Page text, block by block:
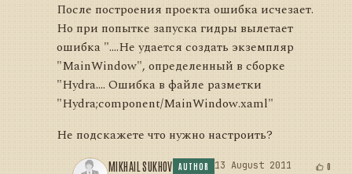
После построения проекта ошибка исчезает.
Но при попытке запуска гидры вылетает
ошибка "....Не удается создать экземпляр
"MainWindow", определенный в сборке
"Hydra.... Ошибка в файле разметки
"Hydra;component/MainWindow.xaml"
Не подскажете что нужно настроить?
MIKHAIL SUKHOV AUTHOR 13 August 2011 0